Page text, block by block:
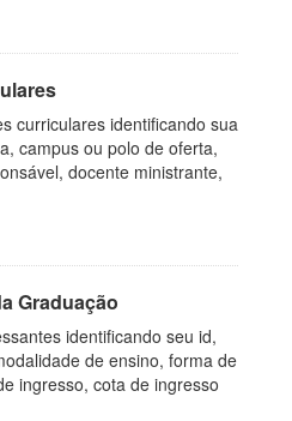
curriculares identificando sua
campus ou polo de oferta,
docente ministrante,
Graduação
identificando seu id,
de ensino, forma de
ingresso, cota de ingresso